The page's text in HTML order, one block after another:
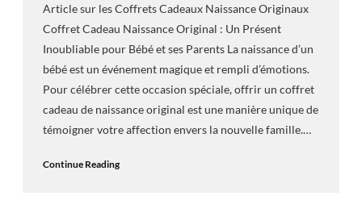
Article sur les Coffrets Cadeaux Naissance Originaux
Coffret Cadeau Naissance Original : Un Présent
Inoubliable pour Bébé et ses Parents La naissance d’un
bébé est un événement magique et rempli d’émotions.
Pour célébrer cette occasion spéciale, offrir un coffret
cadeau de naissance original est une manière unique de
témoigner votre affection envers la nouvelle famille.…
Continue Reading